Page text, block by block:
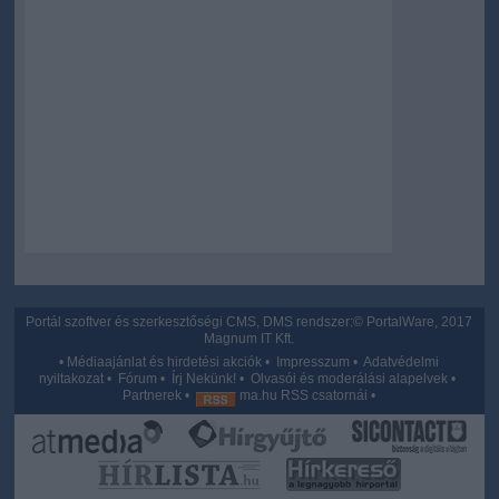
Portál szoftver és szerkesztőségi CMS, DMS rendszer:© PortalWare, 2017
Magnum IT Kft.
• Médiaajánlat és hirdetési akciók • Impresszum •Adatvédelmi
nyiltakozat • Fórum • Írj Nekünk! •Olvasói és moderálási alapelvek •
Partnerek • ma.hu RSS csatornái •